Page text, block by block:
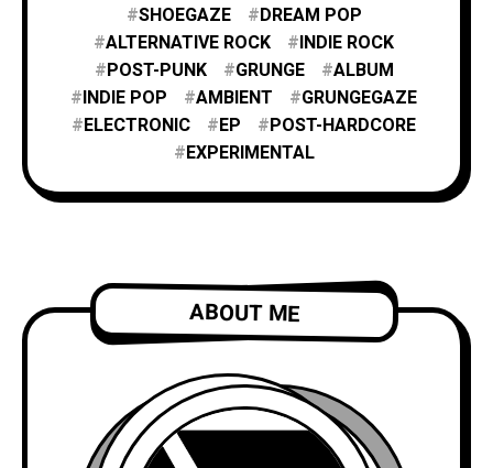
SHOEGAZE
DREAM POP
ALTERNATIVE ROCK
INDIE ROCK
POST-PUNK
GRUNGE
ALBUM
INDIE POP
AMBIENT
GRUNGEGAZE
ELECTRONIC
EP
POST-HARDCORE
EXPERIMENTAL
ABOUT ME